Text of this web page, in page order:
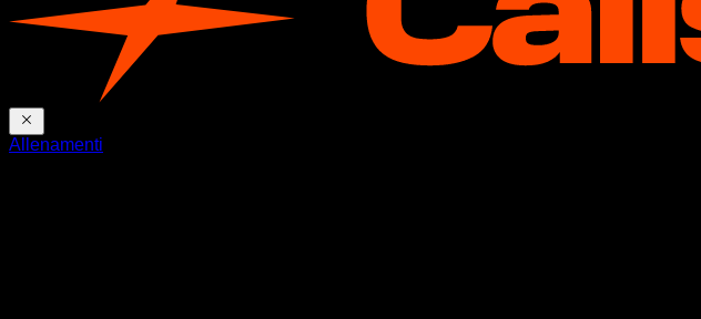
Allenamenti